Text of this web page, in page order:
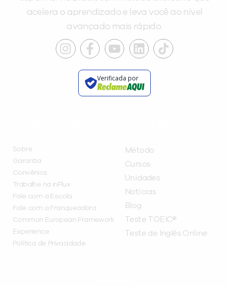
acelera o aprendizado e leva você ao nível
avançado mais rápido.
Verificada por
Sobre
Garantia
Convênios
Trabalhe na inFlux
Fale com a Escola
Fale com a Franqueadora
Common European Framework
Experience
Política de Privacidade
Método
Cursos
Unidades
Notícias
Blog
Teste TOEIC®
Teste de Inglês Online